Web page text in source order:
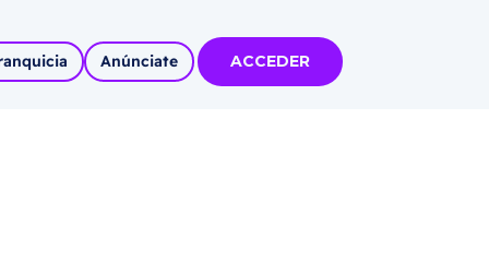
Anúnciate ACCEDER